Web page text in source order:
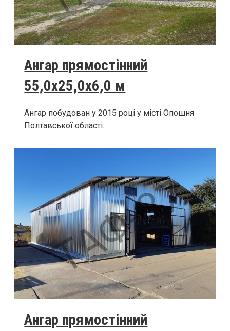
Ангар прямостінний
55,0х25,0х6,0 м
Ангар побудован у 2015 році у місті Опошня
Полтавської області.
Ангар прямостінний